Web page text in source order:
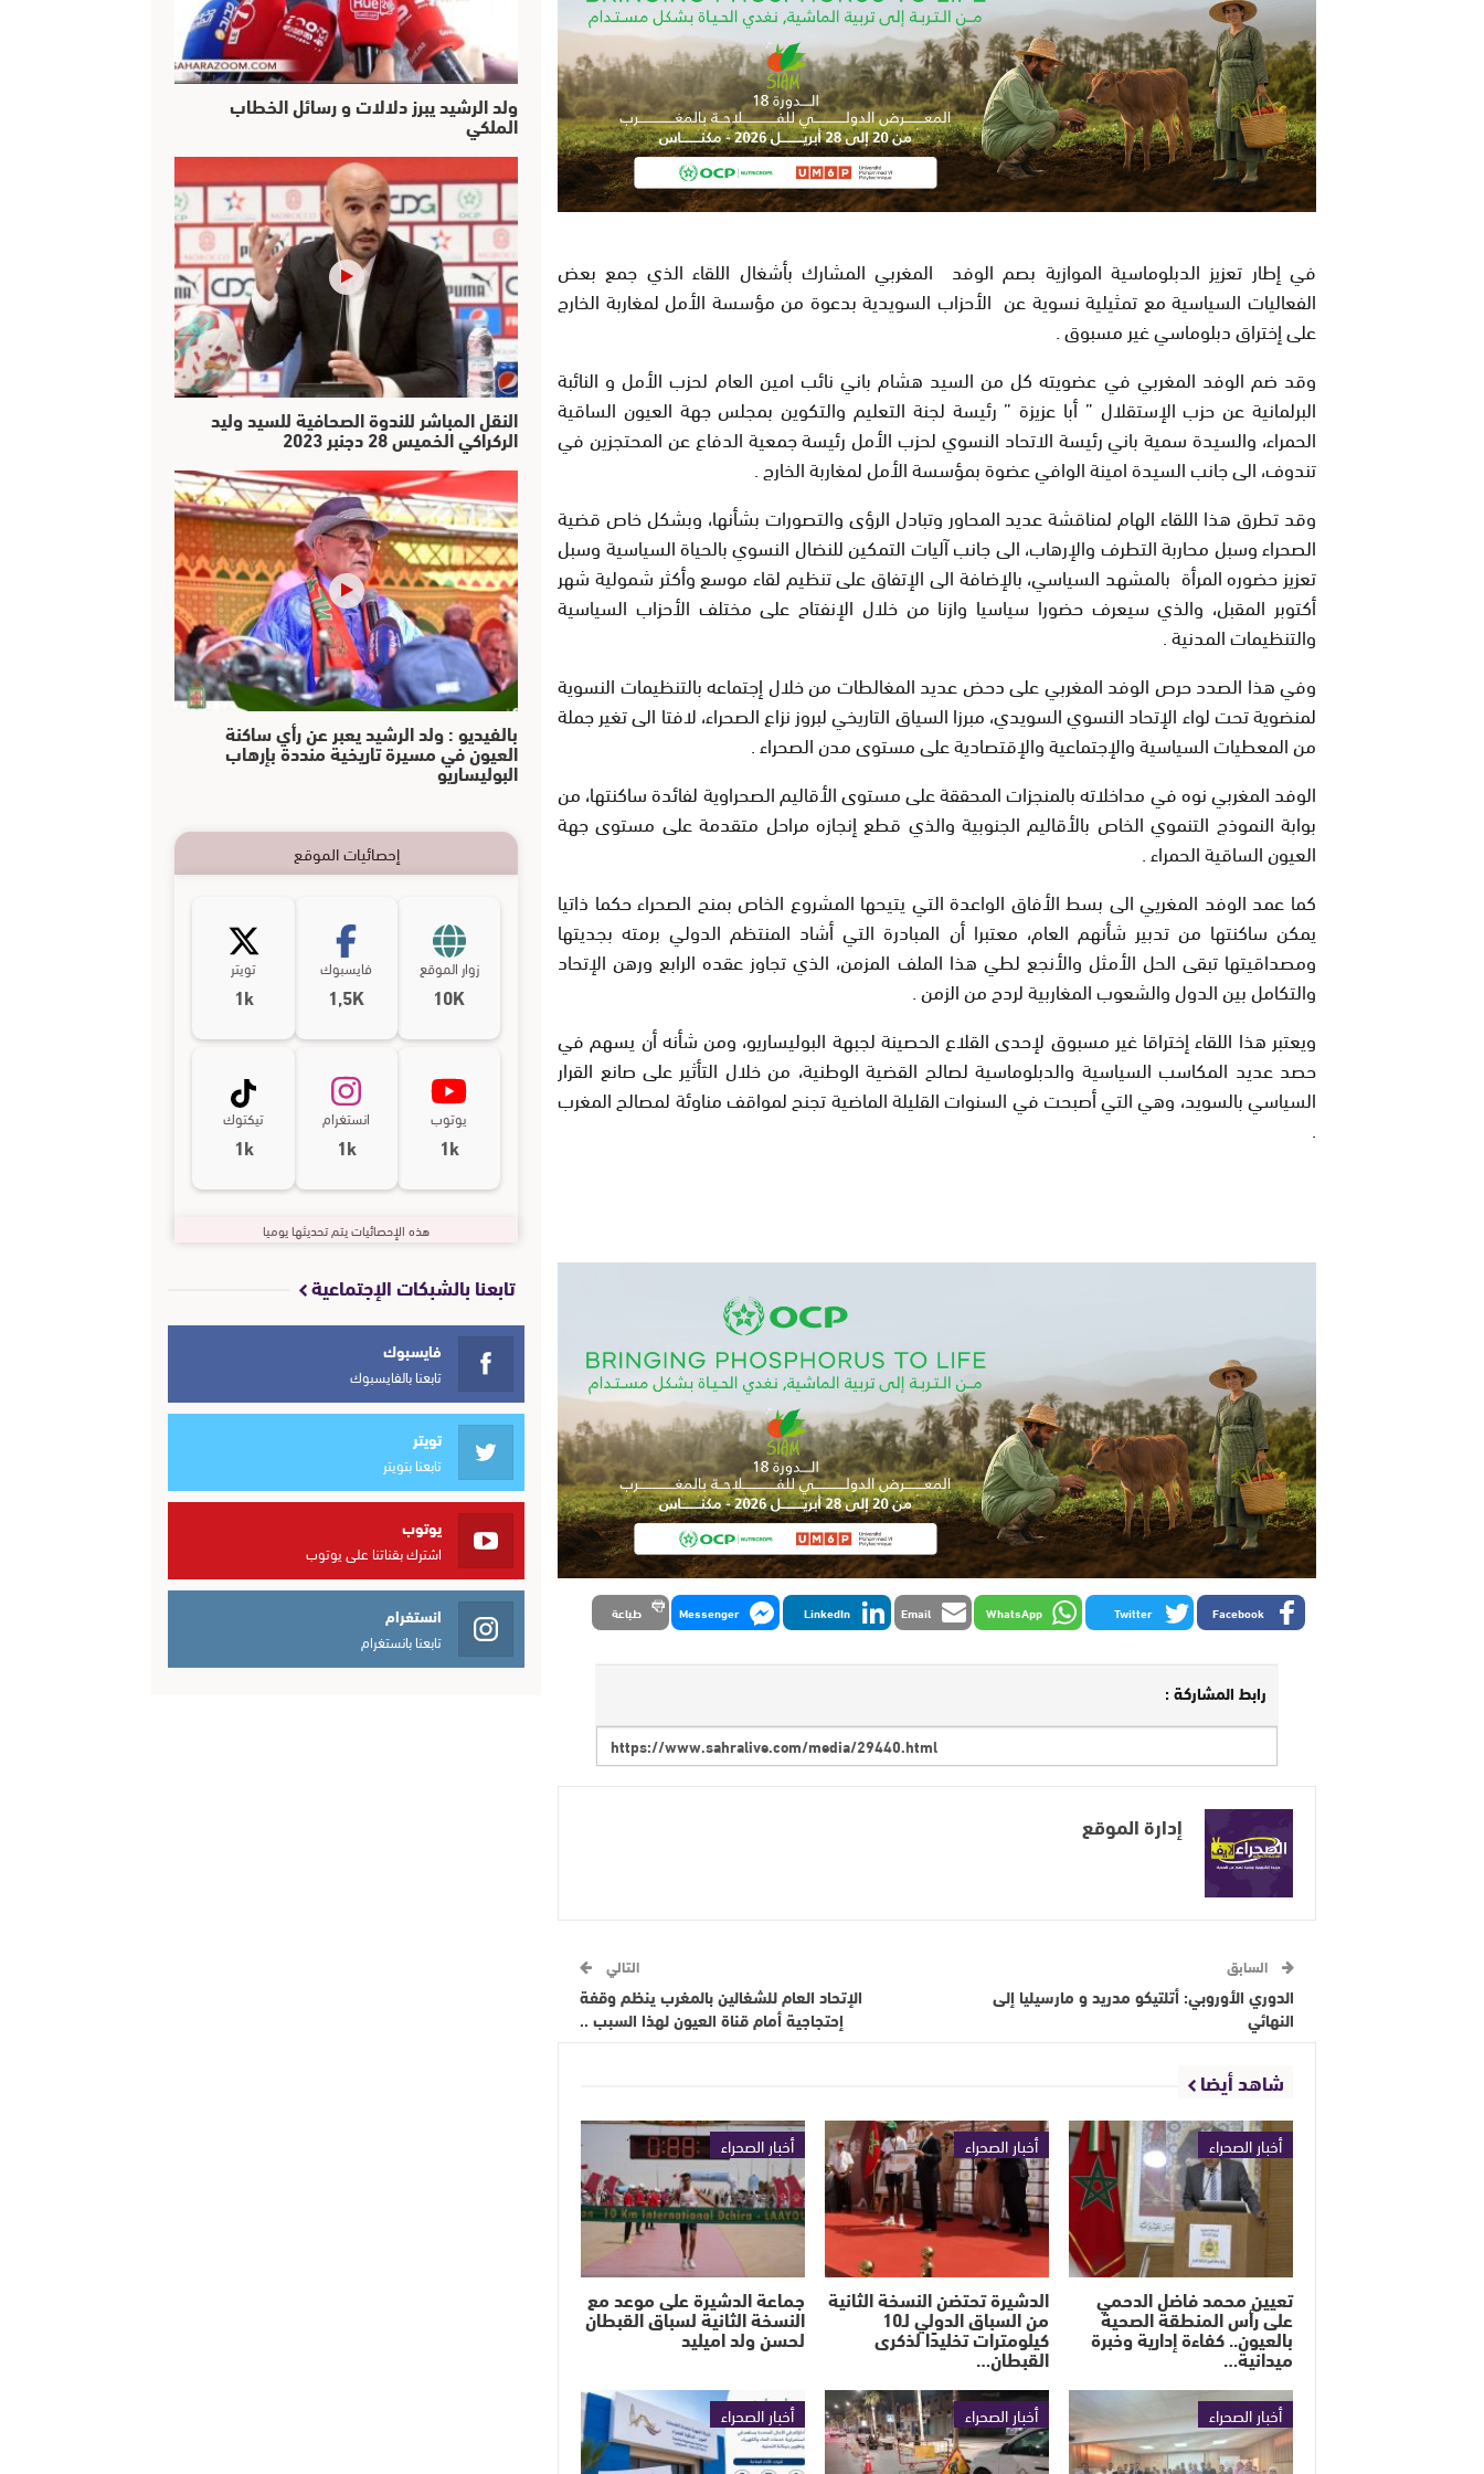
في إطار تعزيز الدبلوماسية الموازية بصم الوفد المغربي المشارك بأشغال اللقاء الذي جمع بعض
الفعاليات السياسية مع تمثيلية نسوية عن الأحزاب السويدية بدعوة من مؤسسة الأمل لمغاربة الخارج
على إختراق دبلوماسي غير مسبوق .
وقد ضم الوفد المغربي في عضويته كل من السيد هشام باني نائب امين العام لحزب الأمل و النائبة
البرلمانية عن حزب الإستقلال ” أبا عزيزة ” رئيسة لجنة التعليم والتكوين بمجلس جهة العيون الساقية
الحمراء، والسيدة سمية باني رئيسة الاتحاد النسوي لحزب الأمل رئيسة جمعية الدفاع عن المحتجزين في
تندوف، الى جانب السيدة امينة الوافي عضوة بمؤسسة الأمل لمغاربة الخارج .
وقد تطرق هذا اللقاء الهام لمناقشة عديد المحاور وتبادل الرؤى والتصورات بشأنها، وبشكل خاص قضية
الصحراء وسبل محاربة التطرف والإرهاب، الى جانب آليات التمكين للنضال النسوي بالحياة السياسية وسبل
تعزيز حضوره المرأة بالمشهد السياسي، بالإضافة الى الإتفاق على تنظيم لقاء موسع وأكثر شمولية شهر
أكتوبر المقبل، والذي سيعرف حضورا سياسيا وازنا من خلال الإنفتاح على مختلف الأحزاب السياسية
والتنظيمات المدنية .
وفي هذا الصدد حرص الوفد المغربي على دحض عديد المغالطات من خلال إجتماعه بالتنظيمات النسوية
لمنضوية تحت لواء الإتحاد النسوي السويدي، مبرزا السياق التاريخي لبروز نزاع الصحراء، لافتا الى تغير جملة
من المعطيات السياسية والإجتماعية والإقتصادية على مستوى مدن الصحراء .
الوفد المغربي نوه في مداخلاته بالمنجزات المحققة على مستوى الأقاليم الصحراوية لفائدة ساكنتها، من
بوابة النموذج التنموي الخاص بالأقاليم الجنوبية والذي قطع إنجازه مراحل متقدمة على مستوى جهة
العيون الساقية الحمراء .
كما عمد الوفد المغريي الى بسط الأفاق الواعدة التي يتيحها المشروع الخاص بمنح الصحراء حكما ذاتيا
يمكن ساكنتها من تدبير شأنهم العام، معتبرا أن المبادرة التي أشاد المنتظم الدولي برمته بجديتها
ومصداقيتها تبقى الحل الأمثل والأنجع لطي هذا الملف المزمن، الذي تجاوز عقده الرابع ورهن الإتحاد
والتكامل بين الدول والشعوب المغاربية لردح من الزمن .
ويعتبر هذا اللقاء إختراقا غير مسبوق لإحدى القلاع الحصينة لجبهة البوليساريو، ومن شأنه أن يسهم في
حصد عديد المكاسب السياسية والدبلوماسية لصالح القضية الوطنية، من خلال التأثير على صانع القرار
السياسي بالسويد، وهي التي أصبحت في السنوات القليلة الماضية تجنح لمواقف مناوئة لمصالح المغرب
.
Facebook
Twitter
WhatsApp
Email
LinkedIn
Messenger طباعة
رابط المشاركة :
إدارة الموقع
السابق
الدوري الأوروبي: أتلتيكو مدريد و مارسيليا إلى
النهائي
التالي
الإتحاد العام للشغالين بالمغرب ينظم وقفة
إحتجاجية أمام قناة العيون لهذا السبب ..
شاهد أيضا
أخبار الصحراء
تعيين محمد فاضل الدحمي
على رأس المنطقة الصحية
بالعيون.. كفاءة إدارية وخبرة
ميدانية…
أخبار الصحراء
الدشيرة تحتضن النسخة الثانية
من السباق الدولي لـ10
كيلومترات تخليدًا لذكرى
القبطان…
أخبار الصحراء
جماعة الدشيرة على موعد مع
النسخة الثانية لسباق القبطان
لحسن ولد اميليد
أخبار الصحراء أخبار الصحراء أخبار الصحراء
ولد الرشيد يبرز دلالات و رسائل الخطاب
الملكي
النقل المباشر للندوة الصحافية للسيد وليد
الركراكي الخميس 28 دجنبر 2023
بالفيديو : ولد الرشيد يعبر عن رأي ساكنة
العيون في مسيرة تاريخية منددة بإرهاب
البوليساريو
إحصائيات الموقع
زوار الموقع
10K
فايسبوك
1,5K
تويتر
1k
يوتوب
1k
انستغرام
1k
تيكتوك
1k
هذه الإحصائيات يتم تحديثها يوميا
تابعنا بالشبكات الإجتماعية
فايسبوك
تابعنا بالفايسبوك
تويتر
تابعنا بتويتر
يوتوب
اشترك بقناتنا على يوتوب
انستغرام
تابعنا بانستغرام